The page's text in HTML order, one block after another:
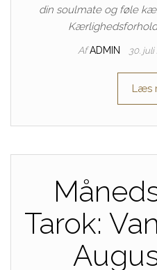
din soulmate og føle
Af ADMIN 30.
Læs
Tarok: